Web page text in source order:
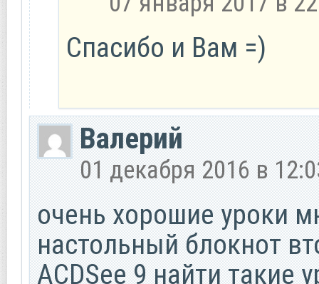
Спасибо и Вам =)
Валерий
01 декабря 2016 в
очень хорошие уроки
настольный блокнот
ACDSee 9 найти такие